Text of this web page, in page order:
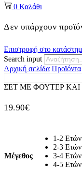
0 Καλάθι
Δεν υπάρχουν
Επιστροφή στο
Search input
Αρχική σελίδα Προϊόντα
ΣΕΤ ΜΕ ΦΟΥΤΕΡ
19.90€
Μέγεθος
1-2 Ετών
2-3 Ετών
3-4 Ετών
4-5 Ετών